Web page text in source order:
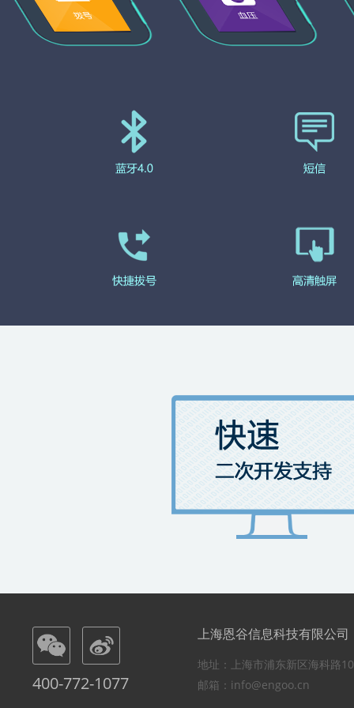
400-772-1077
上海恩谷信息科技有限公司
地址：上海市浦东新区海科路
邮箱：info@engoo.cn